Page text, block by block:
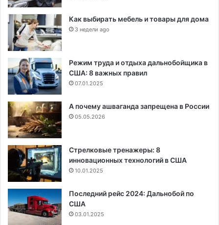
Как выбирать мебель и товары для дома
3 недели ago
Режим труда и отдыха дальнобойщика в
США: 8 важных правил
07.01.2025
А почему ашваганда запрещена в России
05.05.2026
Стрелковые тренажеры: 8
инновационных технологий в США
10.01.2025
Последний рейс 2024: Дальнобой по
США
03.01.2025